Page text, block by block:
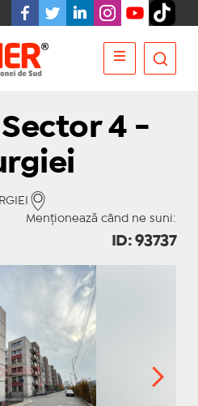
4 -
Menționează când ne suni:
ID: 93737